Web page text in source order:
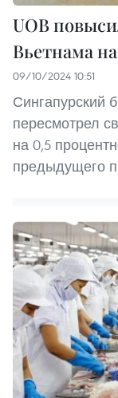
UOB
Вьетнама на
09/10/2024 10:51
Сингапурский
пересмотрел
на 0,5
предыдущего